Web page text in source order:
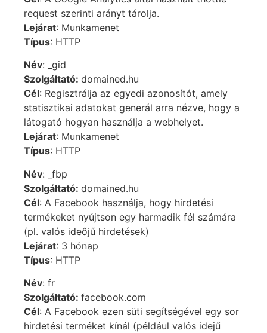
request szerinti arányt tárolja.
Lejárat: Munkamenet
Típus: HTTP
Név: _gid
Szolgáltató: domained.hu
Cél: Regisztrálja az egyedi azonosítót, amely
statisztikai adatokat generál arra nézve, hogy a
látogató hogyan használja a webhelyet.
Lejárat: Munkamenet
Típus: HTTP
Név: _fbp
Szolgáltató: domained.hu
Cél: A Facebook használja, hogy hirdetési
termékeket nyújtson egy harmadik fél számára
(pl. valós ideőjű hirdetések)
Lejárat: 3 hónap
Típus: HTTP
Név: fr
Szolgáltató: facebook.com
Cél: A Facebook ezen süti segítségével egy sor
hirdetési terméket kínál (például valós idejű